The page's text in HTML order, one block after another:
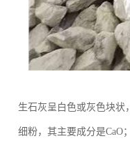
生石灰呈白色或灰色块状
细粉，其主要成分是CaO